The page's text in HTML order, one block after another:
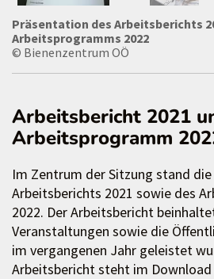
Präsentation des Arbeitsberichts
Arbeitsprogramms 2022
© Bienenzentrum OÖ
Arbeitsbericht 2021
Arbeitsprogramm
Im Zentrum der Sitzung stand
Arbeitsberichts 2021 sowie des
2022. Der Arbeitsbericht
Veranstaltungen sowie die
im vergangenen Jahr geleistet
Arbeitsbericht steht im Download